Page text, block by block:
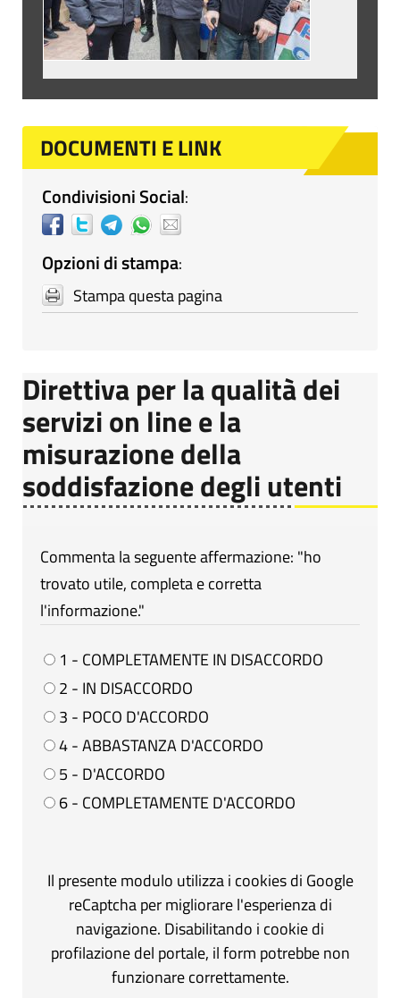
DOCUMENTI E LINK
Condivisioni Social:
Opzioni di stampa:
Stampa questa pagina
Direttiva per la qualità dei
servizi on line e la
misurazione della
soddisfazione degli utenti
Commenta la seguente affermazione: "ho
trovato utile, completa e corretta
l'informazione."
1 - COMPLETAMENTE IN DISACCORDO
2 - IN DISACCORDO
3 - POCO D'ACCORDO
4 - ABBASTANZA D'ACCORDO
5 - D'ACCORDO
6 - COMPLETAMENTE D'ACCORDO
Il presente modulo utilizza i cookies di Google
reCaptcha per migliorare l'esperienza di
navigazione. Disabilitando i cookie di
profilazione del portale, il form potrebbe non
funzionare correttamente.